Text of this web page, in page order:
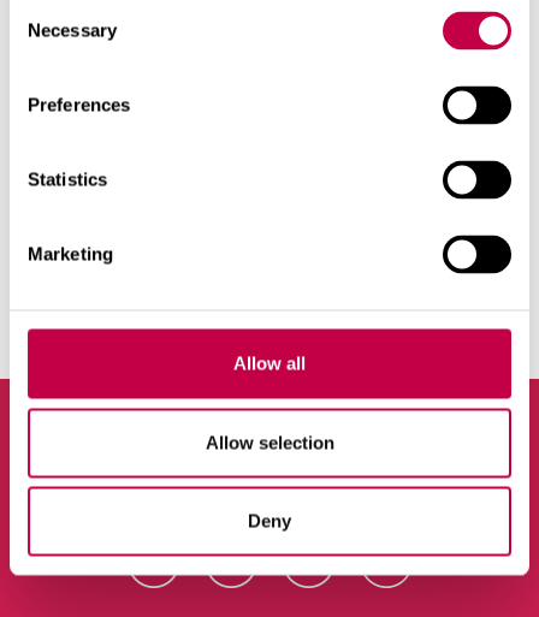
Selection
Necessary
Preferences
Statistics
Marketing
Allow all
Allow selection
Deny
tavoitteena on innostaa ihmiset, yhteisöt, järjestöt
hyväksi. Tarkoituksena on edistää rakennetun
ympäristön viihtyisyyttä ja sitä kautta ihmisten
Lue lisää aiheista
Tilaa uutiskirje